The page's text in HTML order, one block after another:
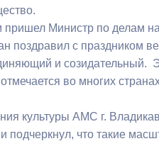
местного
Министр по делам
поздравил с праздником
и созидательный.
во многих
культуры АМС г.
подчеркнул, что такие